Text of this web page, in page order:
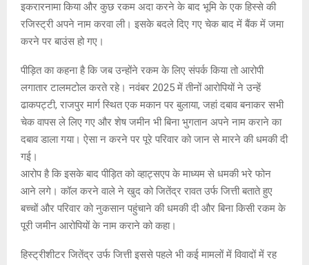
इकरारनामा किया और कुछ रकम अदा करने के बाद भूमि के एक हिस्से की
रजिस्ट्री अपने नाम करवा ली। इसके बदले दिए गए चेक बाद में बैंक में जमा
करने पर बाउंस हो गए।
पीड़ित का कहना है कि जब उन्होंने रकम के लिए संपर्क किया तो आरोपी
लगातार टालमटोल करते रहे। नवंबर 2025 में तीनों आरोपियों ने उन्हें
ढाकपट्टी, राजपुर मार्ग स्थित एक मकान पर बुलाया, जहां दबाव बनाकर सभी
चेक वापस ले लिए गए और शेष जमीन भी बिना भुगतान अपने नाम कराने का
दबाव डाला गया। ऐसा न करने पर पूरे परिवार को जान से मारने की धमकी दी
गई।
आरोप है कि इसके बाद पीड़ित को व्हाट्सएप के माध्यम से धमकी भरे फोन
आने लगे। कॉल करने वाले ने खुद को जितेंद्र रावत उर्फ जित्ती बताते हुए
बच्चों और परिवार को नुकसान पहुंचाने की धमकी दी और बिना किसी रकम के
पूरी जमीन आरोपियों के नाम कराने को कहा।
हिस्ट्रीशीटर जितेंद्र उर्फ जित्ती इससे पहले भी कई मामलों में विवादों में रह